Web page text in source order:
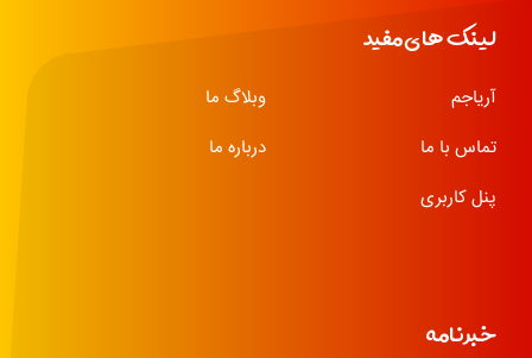
لینک های مفید
آریاجم
وبلاگ ما
تماس با ما
درباره ما
پنل کاربری
خبرنامه